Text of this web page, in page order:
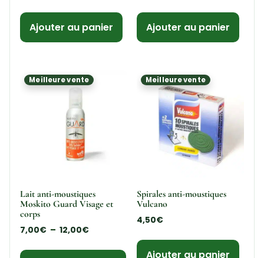
Ajouter au panier Ajouter au panier
Meilleure vente
Lait anti-moustiques
Moskito Guard Visage et
corps
7,00€ – 12,00€
Meilleure vente
Spirales anti-moustiques
Vulcano
4,50€
Ajouter au panier